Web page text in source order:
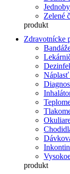
Zelené
produkt
Zdravotnícke
Náplasť
produkt